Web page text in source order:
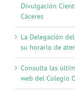
Divulgación
Cáceres
La Delegación
su horario de
Consulta las
web del Colegio